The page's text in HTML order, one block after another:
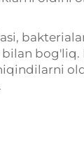
bog'liq.